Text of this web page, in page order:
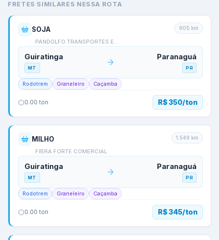
FRETES SIMILARES NESSA ROTA
SOJA
PANDOLFO TRANSPORTES E…
905 km
Guiratinga
MT
Paranaguá
PR
Rodotrem Graneleiro Caçamba
0.00 ton R$ 350/ton
MILHO
FIBRA FORTE COMERCIAL
1.549 km
Guiratinga
MT
Paranaguá
PR
Rodotrem Graneleiro Caçamba
0.00 ton R$ 345/ton